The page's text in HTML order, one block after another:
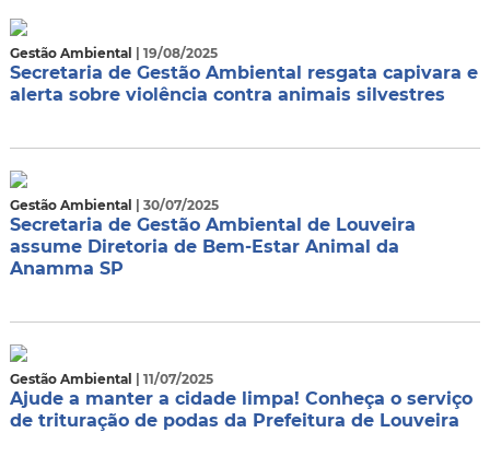
Gestão Ambiental | 19/08/2025
Secretaria de Gestão Ambiental resgata capivara e
alerta sobre violência contra animais silvestres
Gestão Ambiental | 30/07/2025
Secretaria de Gestão Ambiental de Louveira
assume Diretoria de Bem-Estar Animal da
Anamma SP
Gestão Ambiental | 11/07/2025
Ajude a manter a cidade limpa! Conheça o serviço
de trituração de podas da Prefeitura de Louveira